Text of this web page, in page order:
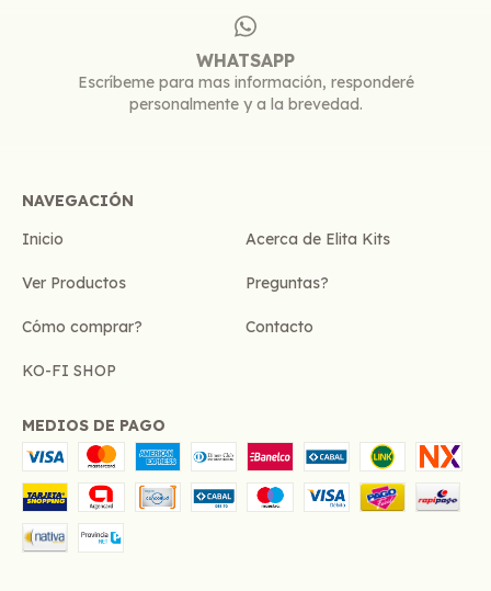
WHATSAPP
Escríbeme para mas información, responderé
personalmente y a la brevedad.
NAVEGACIÓN
Inicio
Acerca de Elita Kits
Ver Productos Preguntas?
Cómo comprar? Contacto
KO-FI SHOP
MEDIOS DE PAGO